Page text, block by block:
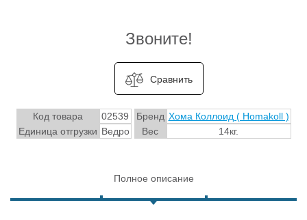
Звоните!
Сравнить
Код товара 02539 Бренд Хома Коллоид ( Homakoll )
Единица отгрузки Ведро Вес 14кг.
Полное описание